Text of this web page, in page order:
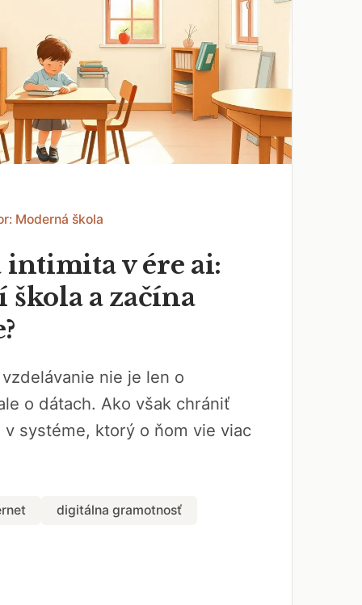
Moderná škola
v ére ai:
škola a začína
nie je len o
o dátach. Ako však chrániť
systéme, ktorý o ňom vie viac
digitálna gramotnosť